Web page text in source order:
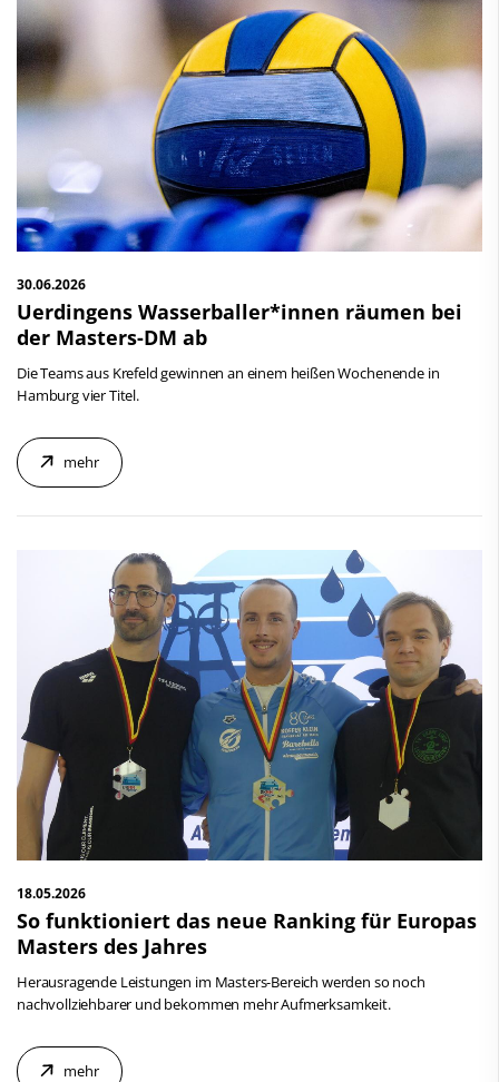
30.06.2026
Uerdingens Wasserballer*innen räumen bei
der Masters-DM ab
Die Teams aus Krefeld gewinnen an einem heißen Wochenende in
Hamburg vier Titel.
mehr
18.05.2026
So funktioniert das neue Ranking für Europas
Masters des Jahres
Herausragende Leistungen im Masters-Bereich werden so noch
nachvollziehbarer und bekommen mehr Aufmerksamkeit.
mehr